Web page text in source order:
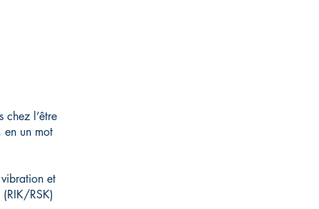
chez l’être
en un mot
et
RSK)